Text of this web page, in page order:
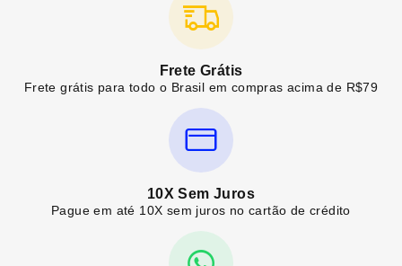
Frete Grátis
Frete grátis para todo o Brasil em compras acima de R$79
10X Sem Juros
Pague em até 10X sem juros no cartão de crédito